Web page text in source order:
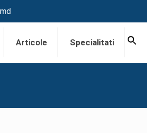
Articole Specialitati